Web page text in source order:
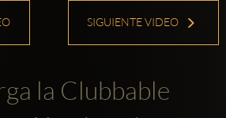
SIGUIENTE VIDEO
la Clubbable